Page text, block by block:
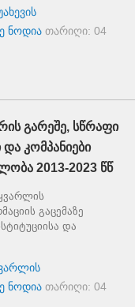
ნოდია თარიღი: 04
გარეშე, სწრაფი
კომპანიები
2013-2023 წწ
გაცემაზე
და
ნოდია თარიღი: 04